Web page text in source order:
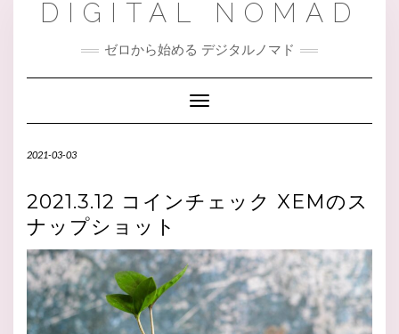
DIGITAL NOMAD
ゼロから始める デジタルノマド
Toggle Navigation
2021-03-03
2021.3.12 コインチェック XEMのス
ナップショット